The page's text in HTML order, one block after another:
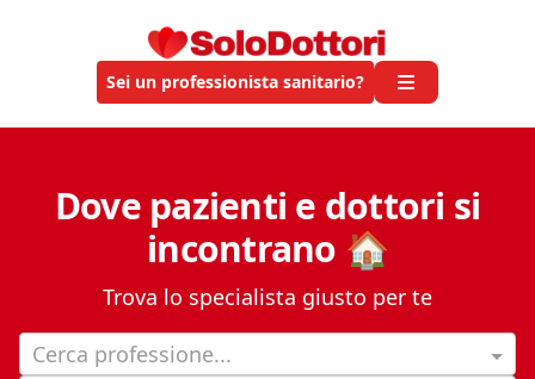
Sei un professionista sanitario?
Dove pazienti e dottori si
incontrano 🏠
Trova lo specialista giusto per te
Cerca professione...